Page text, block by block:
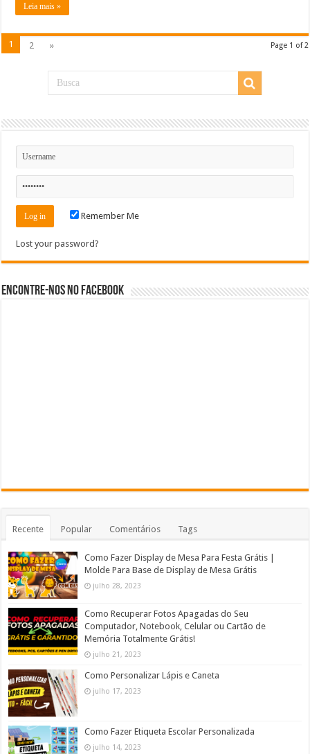
Leia mais »
Page 1 of 2
1 2 »
Remember Me
Lost your password?
Encontre-nos no Facebook
Recente Popular Comentários Tags
Como Fazer Display de Mesa Para Festa Grátis |
Molde Para Base de Display de Mesa Grátis
julho 28, 2023
Como Recuperar Fotos Apagadas do Seu
Computador, Notebook, Celular ou Cartão de
Memória Totalmente Grátis!
julho 21, 2023
Como Personalizar Lápis e Caneta
julho 17, 2023
Como Fazer Etiqueta Escolar Personalizada
julho 14, 2023